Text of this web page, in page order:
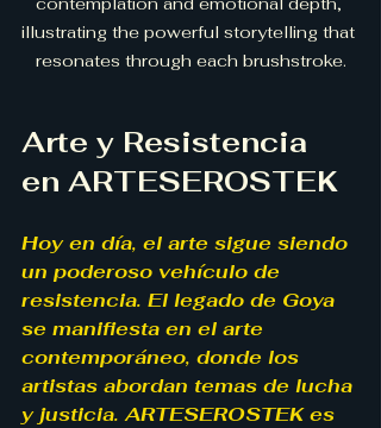
illustrating the powerful storytelling that
resonates through each brushstroke.
Arte y Resistencia
en ARTESEROSTEK
Hoy en día, el arte sigue siendo
un poderoso vehículo de
resistencia. El legado de Goya
se manifiesta en el arte
contemporáneo, donde los
artistas abordan temas de lucha
y justicia. ARTESEROSTEK es